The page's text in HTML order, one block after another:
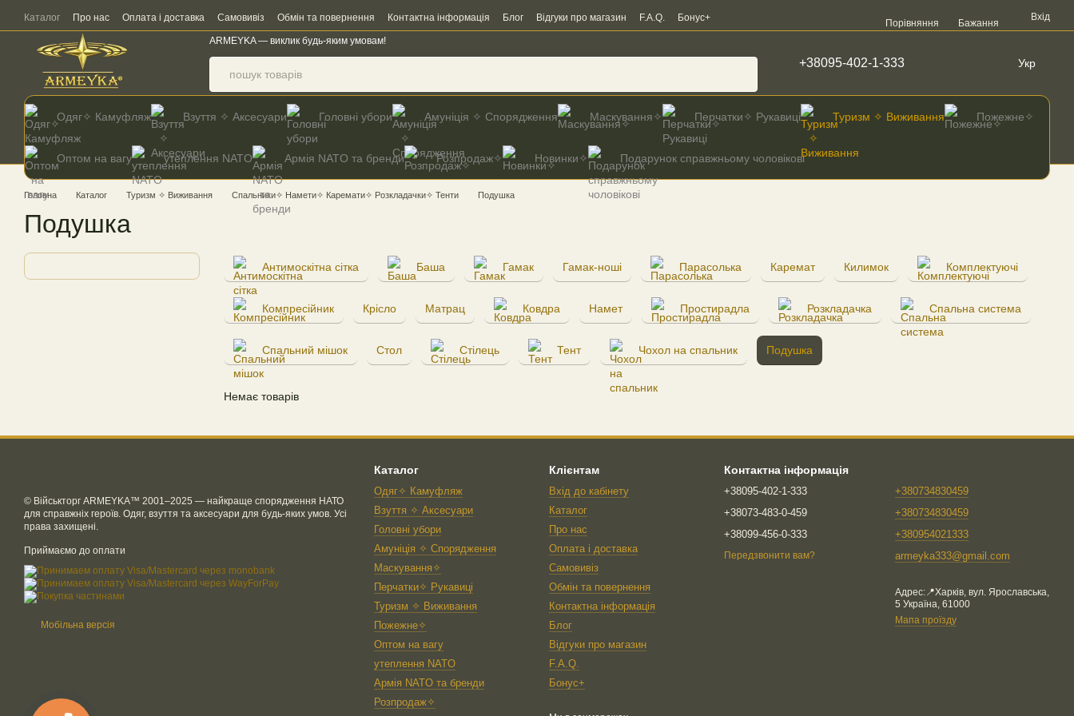
Перейти до основного контенту
Каталог Про нас Оплата і доставка Самовивіз Обмін та повернення Контактна інформація Блог Відгуки про магазин F.A.Q. Бонус+ Порівняння Бажання
Вхід
ARMEYKA — виклик будь-яким умовам!
+38095-402-1-333 Укр
Одяг✧ Камуфляж Взуття ✧ Аксесуари Головні убори Амуніція ✧ Спорядження Маскування✧ Перчатки✧ Рукавиці Туризм ✧ Виживання Пожежне✧
Оптом на вагу утеплення NATO Армія NATO та бренди Розпродаж✧ Новинки✧ Подарунок справжньому чоловікові
Головна Каталог Туризм ✧ Виживання Спальники✧ Намети✧ Каремати✧ Розкладачки✧ Тенти Подушка
Подушка
Антимоскітна сітка Баша Гамак Гамак-ноші Парасолька Каремат Килимок Комплектуючі
Компресійник Крісло Матрац Ковдра Намет Простирадла Розкладачка Спальна система
Спальний мішок Стол Стілець Тент Чохол на спальник Подушка
Немає товарів
© Військторг ARMEYKA™ 2001–2025 — найкраще спорядження НАТО
для справжніх героїв. Одяг, взуття та аксесуари для будь-яких умов. Усі
права захищені.
Приймаємо до оплати
Мобільна версія
Каталог
Одяг✧ Камуфляж
Взуття ✧ Аксесуари
Головні убори
Амуніція ✧ Спорядження
Маскування✧
Перчатки✧ Рукавиці
Туризм ✧ Виживання
Пожежне✧
Оптом на вагу
утеплення NATO
Армія NATO та бренди
Розпродаж✧
Клієнтам
Вхід до кабінету
Каталог
Про нас
Оплата і доставка
Самовивіз
Обмін та повернення
Контактна інформація
Блог
Відгуки про магазин
F.A.Q.
Бонус+
Контактна інформація
+38095-402-1-333
+38073-483-0-459
+38099-456-0-333
Передзвонити вам?
+380734830459
+380734830459
+380954021333
armeyka333@gmail.com
Адрес:📍Харків, вул. Ярославська,
5 Україна, 61000
Мапа проїзду